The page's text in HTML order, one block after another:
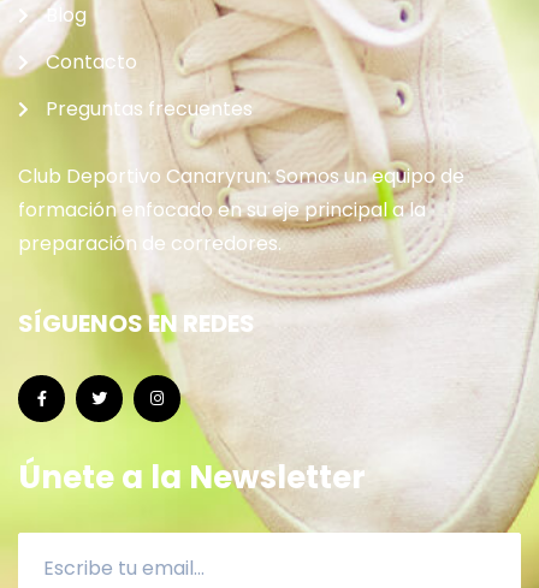
Blog
Contacto
Preguntas frecuentes
Club Deportivo Canaryrun: Somos un equipo de
formación enfocado en su eje principal a la
preparación de corredores.
SÍGUENOS EN REDES
Únete a la Newsletter